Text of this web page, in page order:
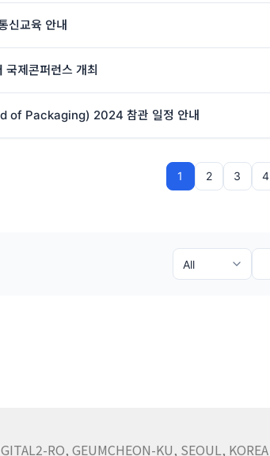
신교육 안내
국제콘퍼런스 개최
of Packaging) 2024 참관 일정 안내
1 2 3 4
RO, GEUMCHEON-KU, SEOUL, KOREA